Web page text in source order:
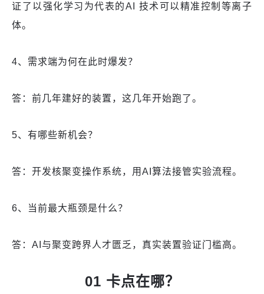
证了以强化学习为代表的AI 技术可以精准控制等离子
体。
4、需求端为何在此时爆发？
答：前几年建好的装置，这几年开始跑了。
5、有哪些新机会？
答：开发核聚变操作系统，用AI算法接管实验流程。
6、当前最大瓶颈是什么？
答：AI与聚变跨界人才匮乏，真实装置验证门槛高。
01 卡点在哪？